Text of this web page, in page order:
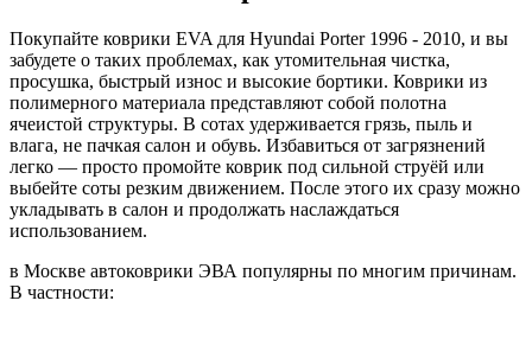
Покупайте коврики EVA для Hyundai Porter 1996 - 2010, и вы
забудете о таких проблемах, как утомительная чистка,
просушка, быстрый износ и высокие бортики. Коврики из
полимерного материала представляют собой полотна
ячеистой структуры. В сотах удерживается грязь, пыль и
влага, не пачкая салон и обувь. Избавиться от загрязнений
легко — просто промойте коврик под сильной струёй или
выбейте соты резким движением. После этого их сразу можно
укладывать в салон и продолжать наслаждаться
использованием.
в Москве автоковрики ЭВА популярны по многим причинам.
В частности: